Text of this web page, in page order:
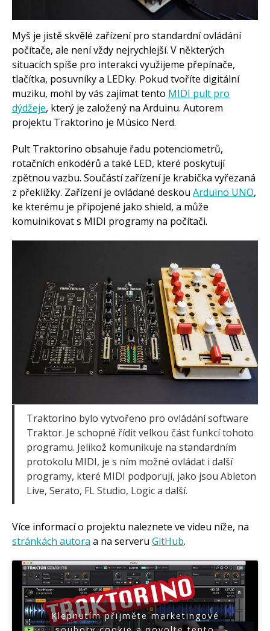
Arduino roboti
Tinylab
Micro:bit
Videa
Koupit
Myš je jistě skvělé zařízení pro standardní ovládání
počítače, ale není vždy nejrychlejší. V některých
situacích spíše pro interakci využijeme přepínače,
tlačítka, posuvníky a LEDky. Pokud tvoříte digitální
muziku, mohl by vás zajímat tento MIDI pult pro
dýdžeje, který je založený na Arduinu. Autorem
projektu Traktorino je Músico Nerd.
Pult Traktorino obsahuje řadu potenciometrů,
rotačních enkodérů a také LED, které poskytují
zpětnou vazbu. Součástí zařízení je krabička vyřezaná
z překližky. Zařízení je ovládané deskou Arduino UNO,
ke kterému je připojené jako shield, a může
komuinikovat s MIDI programy na počítači.
Traktorino bylo vytvořeno pro ovládání software
Traktor. Je schopné řídit velkou část funkcí tohoto
programu. Jelikož komunikuje na standardním
protokolu MIDI, je s ním možné ovládat i další
programy, které MIDI podporují, jako jsou Ableton
Live, Serato, FL Studio, Logic a další.
Více informací o projektu naleznete ve videu níže, na
stránkách autora a na serveru GitHub.
Klepnutím přijměte marketingové